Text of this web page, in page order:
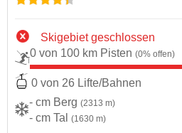
Skigebiet geschlossen
0 von 100 km Pisten (0% offen)
0 von 26 Lifte/Bahnen
- cm Berg (2313 m)
- cm Tal (1630 m)